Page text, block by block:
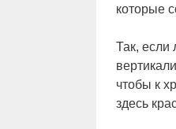
которые
Так, если
чтобы к
здесь